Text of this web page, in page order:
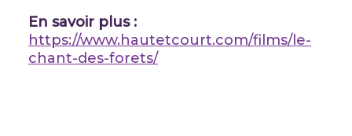
En savoir plus :
https://www.hautetcourt.com/films/le-
chant-des-forets/